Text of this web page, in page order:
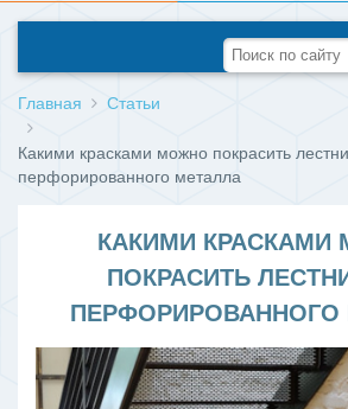
Главная Статьи
Какими красками можно покрасить
перфорированного металла
КАКИМИ
ПОКРАСИТЬ
ПЕРФОРИРОВАННОГО